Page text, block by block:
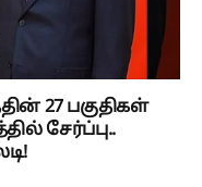
27 பகுதிகள்
சேர்ப்பு..